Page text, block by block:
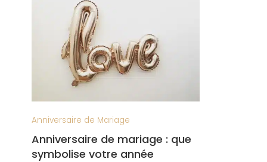
Anniversaire de Mariage
Anniversaire de mariage : que
symbolise votre année